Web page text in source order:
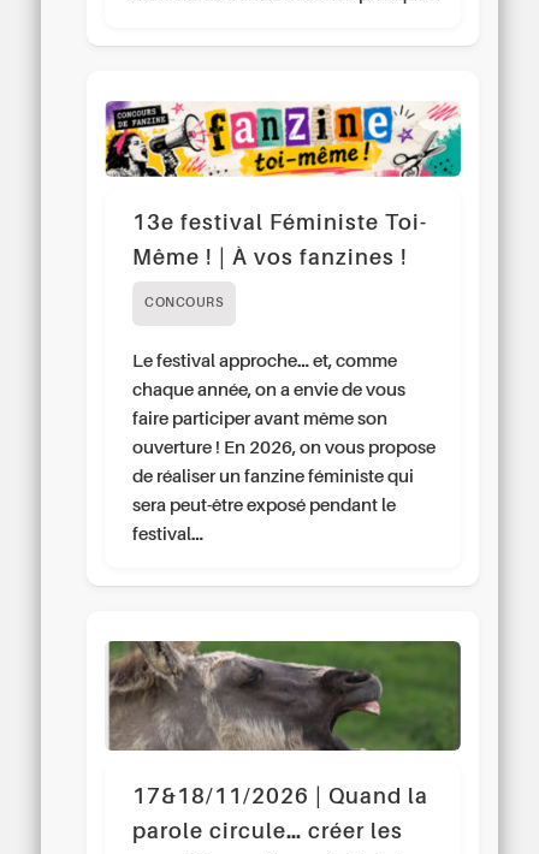
13e festival Féministe Toi-
Même ! | À vos fanzines !
CONCOURS
Le festival approche… et, comme
chaque année, on a envie de vous
faire participer avant même son
ouverture ! En 2026, on vous propose
de réaliser un fanzine féministe qui
sera peut-être exposé pendant le
festival…
17&18/11/2026 | Quand la
parole circule… créer les